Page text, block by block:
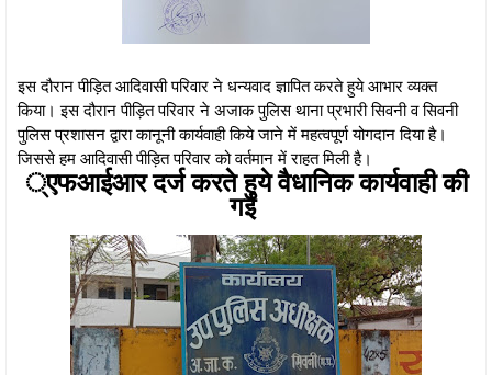
इस दौरान पीड़ित आदिवासी परिवार ने धन्यवाद ज्ञापित करते हुये आभार व्यक्त
किया। इस दौरान पीड़ित परिवार ने अजाक पुलिस थाना प्रभारी सिवनी व सिवनी
पुलिस प्रशासन द्वारा कानूनी कार्यवाही किये जाने में महत्वपूर्ण योगदान दिया है।
जिससे हम आदिवासी पीड़ित परिवार को वर्तमान में राहत मिली है।
्एफआईआर दर्ज करते हुये वैधानिक कार्यवाही की
गई